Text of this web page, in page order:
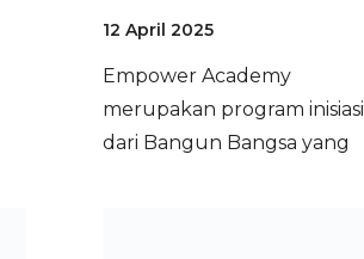
12 April 2025
Empower Academy
merupakan program inisiasi
dari Bangun Bangsa yang